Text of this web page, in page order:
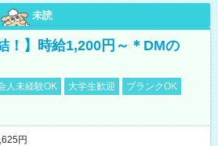
未読
！】時給1,200円～＊DMの
人未経験OK 大学生歓迎
ブランクOK
円